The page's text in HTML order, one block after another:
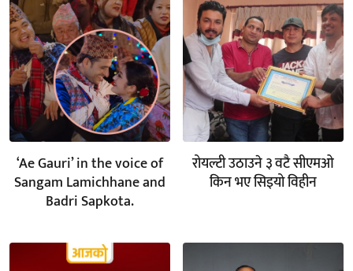
‘Ae Gauri’ in the voice of
Sangam Lamichhane and
Badri Sapkota.
रोयल्टी उठाउने ३ वटै सीएमओ
किन भए सिइयो विहीन